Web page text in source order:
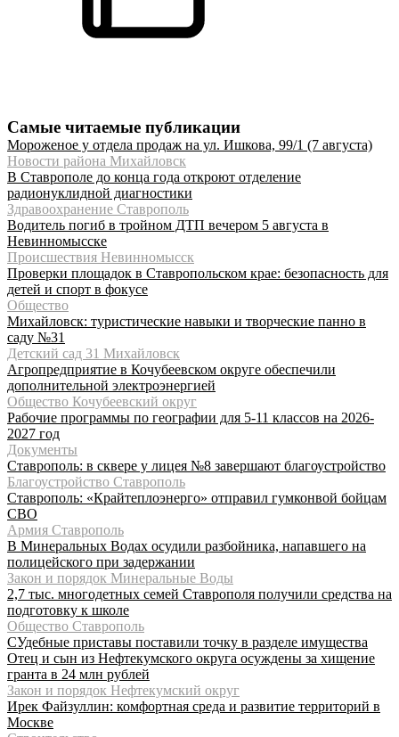
Самые читаемые публикации
Мороженое у отдела продаж на ул. Ишкова, 99/1 (7 августа)
Новости района Михайловск
В Ставрополе до конца года откроют отделение
радионуклидной диагностики
Здравоохранение Ставрополь
Водитель погиб в тройном ДТП вечером 5 августа в
Невинномысске
Происшествия Невинномысск
Проверки площадок в Ставропольском крае: безопасность для
детей и спорт в фокусе
Общество
Михайловск: туристические навыки и творческие панно в
саду №31
Детский сад 31 Михайловск
Агропредприятие в Кочубеевском округе обеспечили
дополнительной электроэнергией
Общество Кочубеевский округ
Рабочие программы по географии для 5-11 классов на 2026-
2027 год
Документы
Ставрополь: в сквере у лицея №8 завершают благоустройство
Благоустройство Ставрополь
Ставрополь: «Крайтеплоэнерго» отправил гумконвой бойцам
СВО
Армия Ставрополь
В Минеральных Водах осудили разбойника, напавшего на
полицейского при задержании
Закон и порядок Минеральные Воды
2,7 тыс. многодетных семей Ставрополя получили средства на
подготовку к школе
Общество Ставрополь
СУдебные приставы поставили точку в разделе имущества
Отец и сын из Нефтекумского округа осуждены за хищение
гранта в 24 млн рублей
Закон и порядок Нефтекумский округ
Ирек Файзуллин: комфортная среда и развитие территорий в
Москве